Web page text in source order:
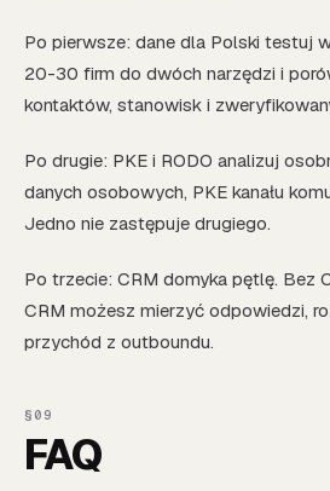
Po pierwsze: dane dla Polski testuj
20-30 firm do dwóch narzędzi i
kontaktów, stanowisk i
Po drugie: PKE i RODO analizuj
danych osobowych, PKE kanału
Jedno nie zastępuje drugiego.
Po trzecie: CRM domyka pętlę. Bez
CRM możesz mierzyć odpowiedzi,
przychód z outboundu.
FAQ